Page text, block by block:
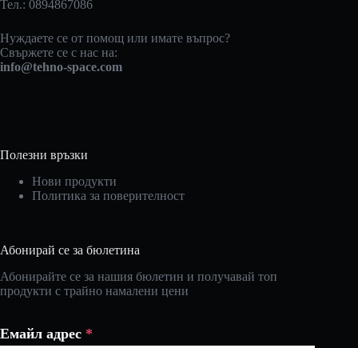
Тел.: 0894867086
Нуждаете се от помощ или имате въпрос?
Свържете се с нас на:
info@tehno-space.com
Полезни връзки
Нови продукти
Политика за поверителност
Абонирай се за бюлетина
Абонирайте се за нашия бюлетин и получавай топ
продукти с трайно намалени цени
Емайл адрес *